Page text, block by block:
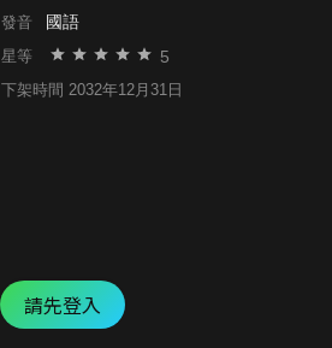
發音 國語
星等 5
下架時間 2032年12月31日
請先登入